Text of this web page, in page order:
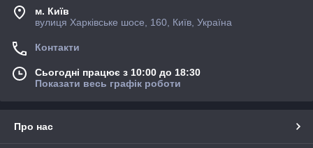
м. Київ
вулиця Харківське шосе, 160, Київ, Україна
Контакти
Сьогодні працює з 10:00 до 18:30
Показати весь графік роботи
Про нас